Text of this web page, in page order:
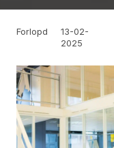
Forlopd
13-02-
2025